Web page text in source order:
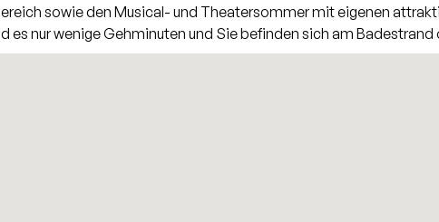
sowie den Musical- und Theatersommer mit eigenen
es nur wenige Gehminuten und Sie befinden sich am Badestrand